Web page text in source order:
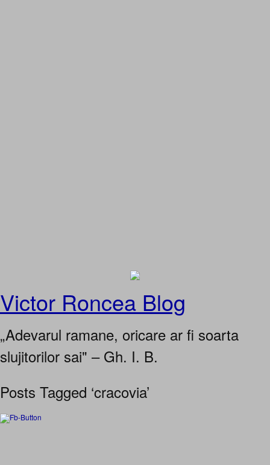
Victor Roncea Blog
„Adevarul ramane, oricare ar fi soarta
slujitorilor sai" – Gh. I. B.
Posts Tagged ‘cracovia’